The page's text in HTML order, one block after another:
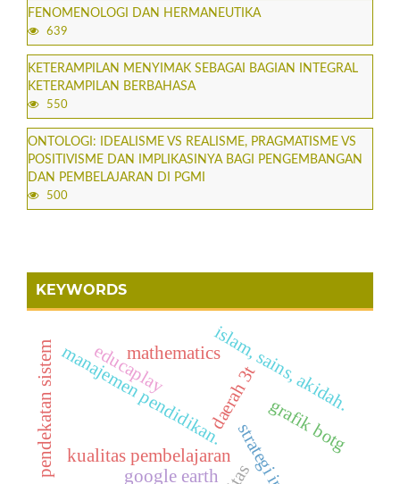
FENOMENOLOGI DAN HERMANEUTIKA
639
KETERAMPILAN MENYIMAK SEBAGAI BAGIAN INTEGRAL
KETERAMPILAN BERBAHASA
550
ONTOLOGI: IDEALISME VS REALISME, PRAGMATISME VS
POSITIVISME DAN IMPLIKASINYA BAGI PENGEMBANGAN
DAN PEMBELAJARAN DI PGMI
500
KEYWORDS
daerah 3t
kualitas pembelajaran
manajemen pendidikan. grafik botg
pendekatan sistem educaplay islam, sains, akidah.
google earth
mathematics